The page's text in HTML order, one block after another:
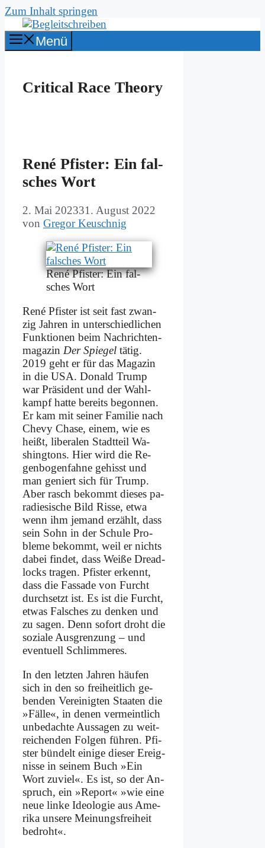
Zum Inhalt springen
Menü
Critical Race Theory
Re­né Pfi­ster: Ein fal­
sches Wort
2. Mai 202331. August 2022
von Gregor Keuschnig
Re­né Pfi­ster: Ein fal­
sches Wort
Re­né Pfi­ster ist seit fast zwan­
zig Jah­ren in un­ter­schied­li­chen
Funk­tio­nen beim Nach­rich­ten­
ma­ga­zin Der Spie­gel tä­tig.
2019 geht er für das Ma­ga­zin
in die USA. Do­nald Trump
war Prä­si­dent und der Wahl­
kampf hat­te be­reits be­gon­nen.
Er kam mit sei­ner Fa­mi­lie nach
Che­vy Cha­se, ei­nem, wie es
heißt, li­be­ra­len Stadt­teil Wa­
shing­tons. Hier wird die Re­
gen­bo­gen­fah­ne ge­hisst und
man ge­niert sich für Trump.
Aber rasch be­kommt die­ses pa­
ra­die­si­sche Bild Ris­se, et­wa
wenn ihm je­mand er­zählt, dass
sein Sohn in der Schu­le Pro­
ble­me be­kommt, weil er nichts
da­bei fin­det, dass Wei­ße Dre­ad­
locks tra­gen. Pfi­ster er­kennt,
dass die Fas­sa­de von Furcht
durch­setzt ist. Es ist die Furcht,
et­was Fal­sches zu den­ken und
zu sa­gen. Denn so­fort droht die
so­zia­le Aus­gren­zung – und
even­tu­ell Schlim­me­res.
In den letz­ten Jah­ren häu­fen
sich in den so frei­heit­lich ge­
ben­den Ver­ei­nig­ten Staa­ten die
»Fäl­le«, in de­nen ver­meint­lich
un­be­dach­te Aus­sa­gen zu weit­
rei­chen­den Fol­gen füh­ren. Pfi­
ster bün­delt ei­ni­ge die­ser Er­eig­
nis­se in sei­nem Buch »Ein
Wort zu­viel«. Es ist, so der An­
spruch, ein »Re­port« »wie ei­ne
neue lin­ke Ideo­lo­gie aus Ame­
ri­ka un­se­re Mei­nungs­frei­heit
be­droht«.